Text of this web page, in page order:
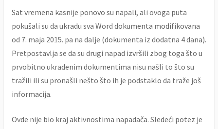
Sat vremena kasnije ponovo su napali, ali ovoga puta
pokušali su da ukradu sva Word dokumenta modifikovana
od 7. maja 2015. pa na dalje (dokumenta iz dodatna 4 dana).
Pretpostavlja se da su drugi napad izvršili zbog toga što u
prvobitno ukradenim dokumentima nisu našli to što su
tražili ili su pronašli nešto što ih je podstaklo da traže još
informacija.
Ovde nije bio kraj aktivnostima napadača. Sledeći potez je